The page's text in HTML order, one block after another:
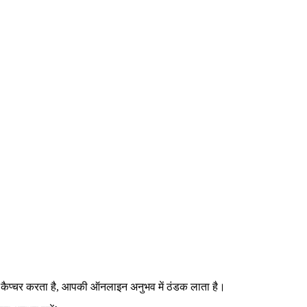
कैप्चर करता है, आपकी ऑनलाइन अनुभव में ठंडक लाता है।